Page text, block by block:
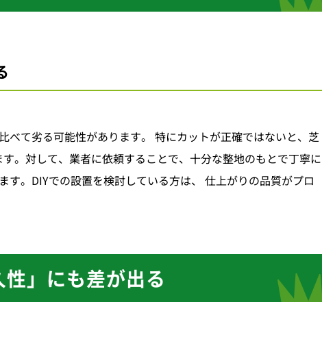
て劣る可能性があります。 特にカットが正確ではないと、芝
。対して、業者に依頼することで、十分な整地のもとで丁寧に
。DIYでの設置を検討している方は、 仕上がりの品質がプロ
」にも差が出る